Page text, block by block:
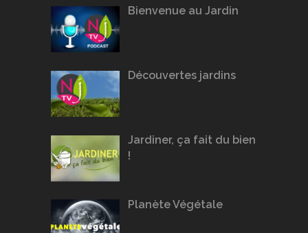
Bienvenue au Jardin
Découvertes jardins
Jardiner, ça fait du bien
!
Planète Végétale